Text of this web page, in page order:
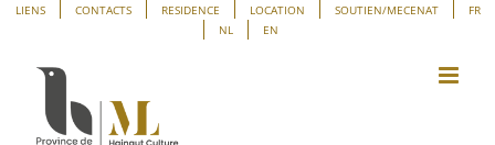
Panneau de gestion des cookies
Passer
contenu
LIENS CONTACTS RESIDENCE LOCATION SOUTIEN/MECENAT
FR
NL
EN